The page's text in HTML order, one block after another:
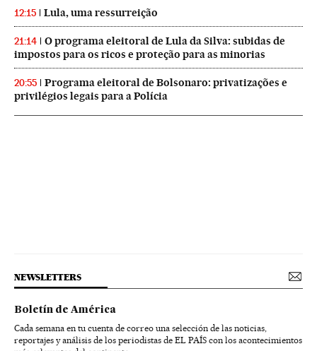
12:15 Lula, uma ressurreição
21:14
O programa eleitoral de Lula da Silva: subidas de
impostos para os ricos e proteção para as minorias
20:55
Programa eleitoral de Bolsonaro: privatizações e
privilégios legais para a Polícia
NEWSLETTERS
Boletín de América
Cada semana en tu cuenta de correo una selección de las noticias,
reportajes y análisis de los periodistas de EL PAÍS con los acontecimientos